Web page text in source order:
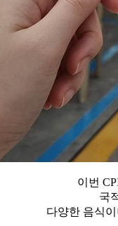
이번
국
다양한 음식